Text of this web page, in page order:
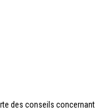
des conseils concernant